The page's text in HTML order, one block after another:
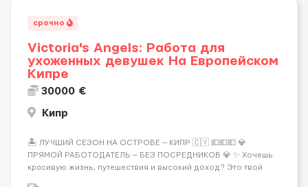
срочно
Victoria's Angels: Работа для
ухоженных девушек На Европейском
Кипре
30000 €
Кипр
🏝️ ЛУЧШИЙ СЕЗОН НА ОСТРОВЕ — КИПР 🇨🇾 💶💶💶 💎
ПРЯМОЙ РАБОТОДАТЕЛЬ — БЕЗ ПОСРЕДНИКОВ 💎 ✨ Хочешь
красивую жизнь, путешествия и высокий доход? Это твой